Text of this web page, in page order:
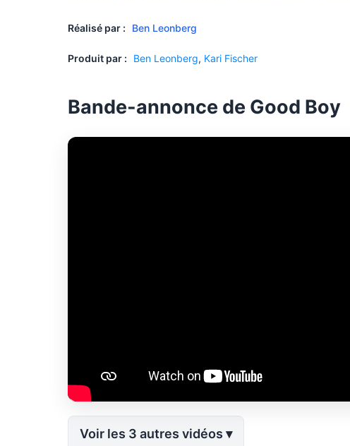
Réalisé par : Ben Leonberg
Produit par : Ben Leonberg, Kari Fischer
Bande-annonce de Good Boy
Voir les 3 autres vidéos